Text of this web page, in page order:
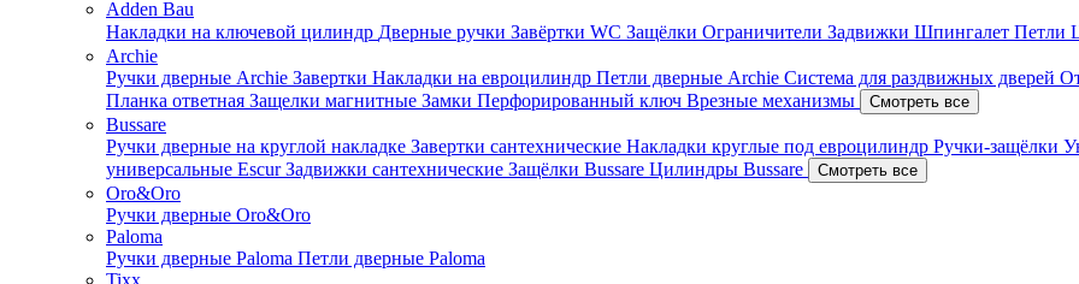
Adden Bau
Накладки на ключевой цилиндр Дверные ручки Завёртки WC Защёлки Ограничители Задвижки Шпингалет Петли
Archie
Ручки дверные Archie Завертки Накладки на евроцилиндр Петли дверные Archie Система для раздвижных дверей
Планка ответная Защелки магнитные Замки Перфорированный ключ Врезные механизмы Смотреть все
Bussare
Ручки дверные на круглой накладке Завертки сантехнические Накладки круглые под евроцилиндр Ручки-защёлки
универсальные EscurЗадвижки сантехнические Защёлки Bussare Цилиндры Bussare Смотреть все
Oro&Oro
Ручки дверные Oro&Oro
Paloma
Ручки дверные Paloma Петли дверные Paloma
Tixx